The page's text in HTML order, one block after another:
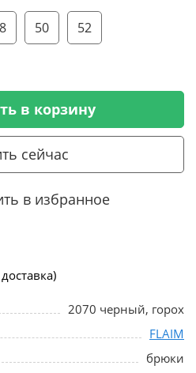
50 52
в корзину
сейчас
в избранное
2070 черный, горох
FLAIM
брюки